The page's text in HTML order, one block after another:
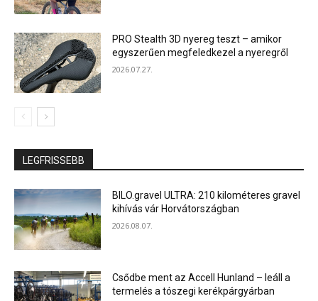
PRO Stealth 3D nyereg teszt – amikor
egyszerűen megfeledkezel a nyeregről
2026.07.27.
LEGFRISSEBB
BILO.gravel ULTRA: 210 kilométeres gravel
kihívás vár Horvátországban
2026.08.07.
Csődbe ment az Accell Hunland – leáll a
termelés a tószegi kerékpárgyárban